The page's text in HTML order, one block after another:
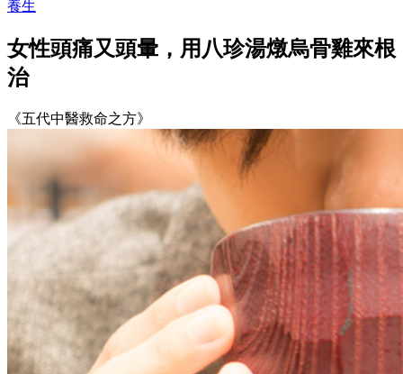
養生
女性頭痛又頭暈，用八珍湯燉烏骨雞來根
治
《五代中醫救命之方》